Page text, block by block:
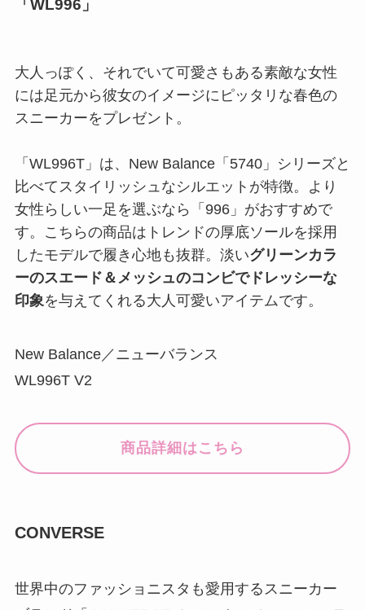
「WL996」
大人っぽく、それでいて可愛さもある素敵な女性
には足元から彼女のイメージにピッタリな春色の
スニーカーをプレゼント。
「WL996T」は、New Balance「5740」シリーズと
比べてスタイリッシュなシルエットが特徴。より
女性らしい一足を選ぶなら「996」がおすすめで
す。こちらの商品はトレンドの厚底ソールを採用
したモデルで履き心地も抜群。淡いグリーンカラ
ーのスエード＆メッシュのコンビでドレッシーな
印象を与えてくれる大人可愛いアイテムです。
New Balance／ニューバランス
WL996T V2
商品詳細はこちら
CONVERSE
世界中のファッショニスタも愛用するスニーカー